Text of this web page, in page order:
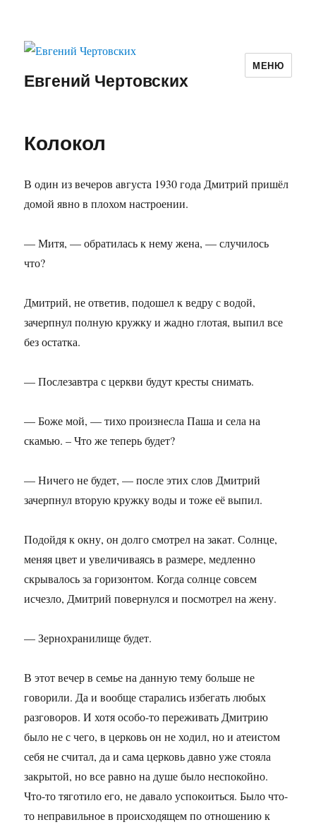
Евгений Чертовских
МЕНЮ
Колокол
В один из вечеров августа 1930 года Дмитрий пришёл
домой явно в плохом настроении.
— Митя, — обратилась к нему жена, — случилось
что?
Дмитрий, не ответив, подошел к ведру с водой,
зачерпнул полную кружку и жадно глотая, выпил все
без остатка.
— Послезавтра с церкви будут кресты снимать.
— Боже мой, — тихо произнесла Паша и села на
скамью. – Что же теперь будет?
— Ничего не будет, — после этих слов Дмитрий
зачерпнул вторую кружку воды и тоже её выпил.
Подойдя к окну, он долго смотрел на закат. Солнце,
меняя цвет и увеличиваясь в размере, медленно
скрывалось за горизонтом. Когда солнце совсем
исчезло, Дмитрий повернулся и посмотрел на жену.
— Зернохранилище будет.
В этот вечер в семье на данную тему больше не
говорили. Да и вообще старались избегать любых
разговоров. И хотя особо-то переживать Дмитрию
было не с чего, в церковь он не ходил, но и атеистом
себя не считал, да и сама церковь давно уже стояла
закрытой, но все равно на душе было неспокойно.
Что-то тяготило его, не давало успокоиться. Было что-
то неправильное в происходящем по отношению к